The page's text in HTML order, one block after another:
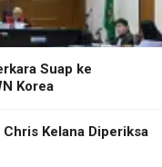
Suap ke
Korea
Kelana Diperiksa